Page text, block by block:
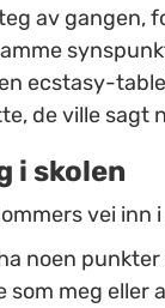
av gangen,
ecstasy-
de ville sagt
i skolen
vei inn
noen
som meg eller